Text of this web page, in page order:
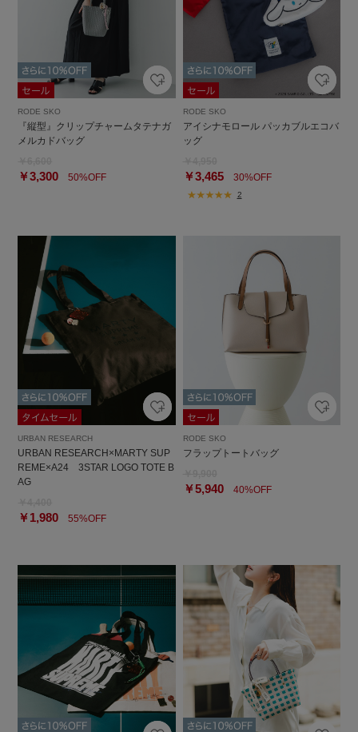
RODE SKO
『縦型』クリップチャームタテナガ
メルカドバッグ
￥3,300 50%OFF
RODE SKO
アイシナモロール パッカブルエコバ
ッグ
￥3,46530%OFF
2
URBAN RESEARCH
URBAN RESEARCH×MARTY SUP
REME×A24 3STAR LOGO TOTE B
AG
￥1,980 55%OFF
RODE SKO
フラップトートバッグ
￥5,94040%OFF